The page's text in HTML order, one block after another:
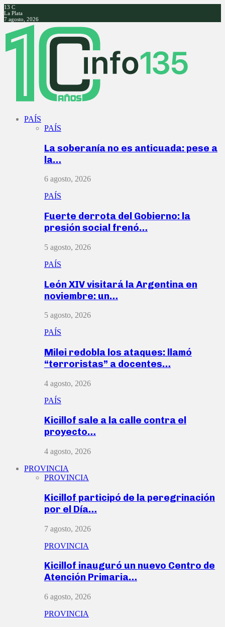
13 C
La Plata
7 agosto, 2026
Facebook
Twitter
Instagram
Youtube
PAÍS
PAÍS
La soberanía no es anticuada: pese a
la…
6 agosto, 2026
PAÍS
Fuerte derrota del Gobierno: la
presión social frenó…
5 agosto, 2026
PAÍS
León XIV visitará la Argentina en
noviembre: un…
5 agosto, 2026
PAÍS
Milei redobla los ataques: llamó
“terroristas” a docentes…
4 agosto, 2026
PAÍS
Kicillof sale a la calle contra el
proyecto…
4 agosto, 2026
PROVINCIA
PROVINCIA
Kicillof participó de la peregrinación
por el Día…
7 agosto, 2026
PROVINCIA
Kicillof inauguró un nuevo Centro de
Atención Primaria…
6 agosto, 2026
PROVINCIA